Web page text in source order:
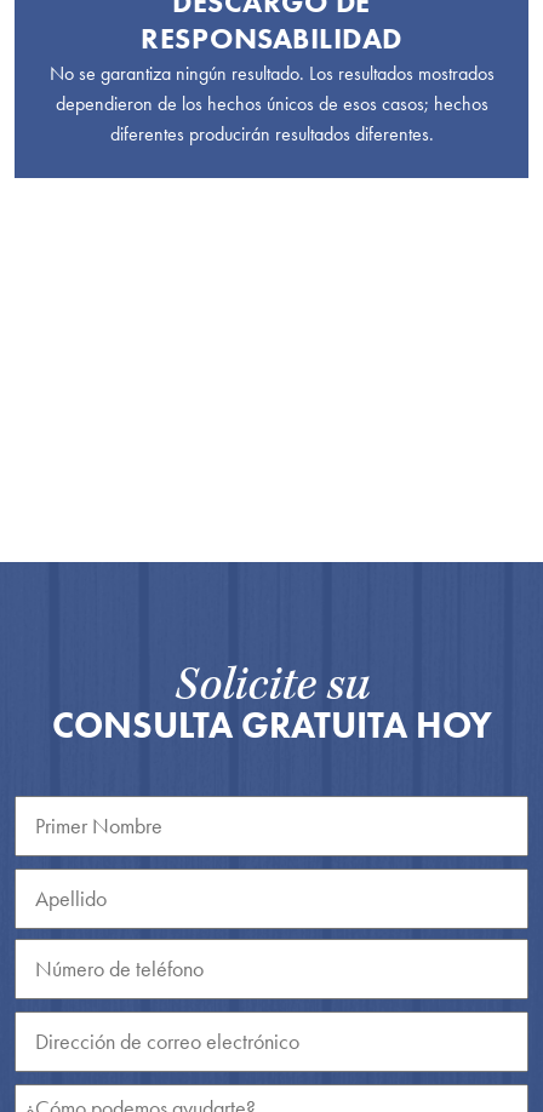
RESPONSABILIDAD
No se garantiza ningún resultado. Los resultados mostrados
dependieron de los hechos únicos de esos casos; hechos
diferentes producirán resultados diferentes.
Solicite su
CONSULTA GRATUITA HOY